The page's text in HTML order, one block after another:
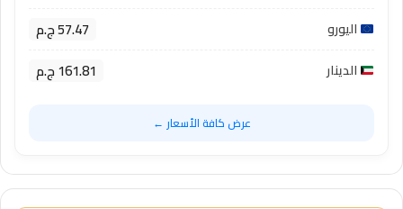
اليورو 57.47 ج.م
الدينار 161.81 ج.م
عرض كافة الأسعار ←